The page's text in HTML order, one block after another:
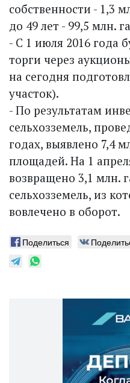
собственности - 1,3
до 49 лет - 99,5 млн.
- С 1 июля 2016 года
торги через
на сегодня
участок).
- По результатам
сельхозземель,
годах, выявлено 7,4
площадей. На 1
возвращено 3,1 млн.
сельхозземель, из
вовлечено в оборот.
Поделиться